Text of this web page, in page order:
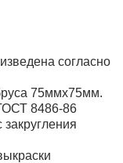
согласно
75ммх75мм.
8486-86